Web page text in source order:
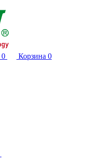
0 Корзина 0